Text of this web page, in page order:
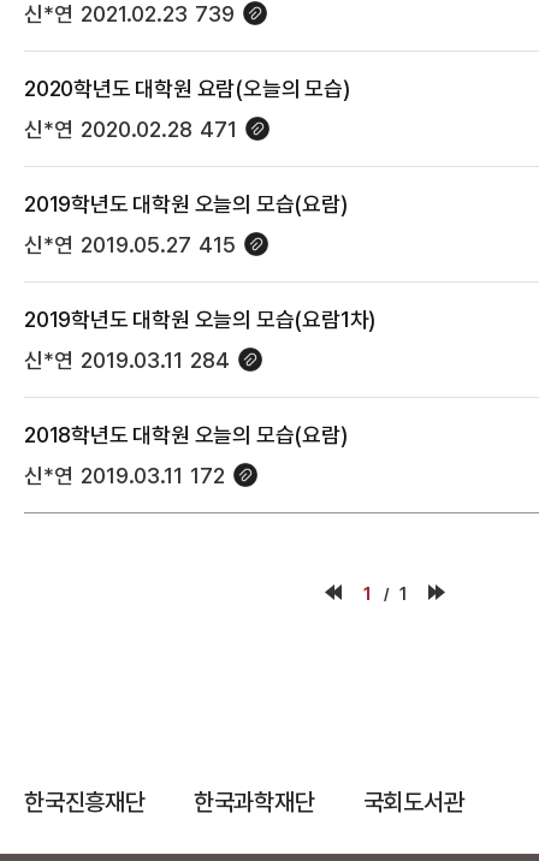
신*연 2021.02.23 739
2020학년도 대학원 요람(오늘의 모습)
신*연 2020.02.28 471
2019학년도 대학원 오늘의 모습(요람)
신*연 2019.05.27 415
2019학년도 대학원 오늘의 모습(요람1차)
신*연 2019.03.11 284
2018학년도 대학원 오늘의 모습(요람)
신*연 2019.03.11 172
1 1
한국진흥재단 한국과학재단 국회도서관